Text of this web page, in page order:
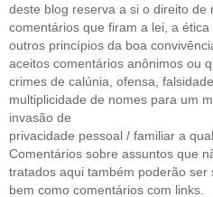
deste blog reserva a si o direito de
comentários que firam a lei, a
outros princípios da boa
aceitos comentários anônimos ou
crimes de calúnia, ofensa,
multiplicidade de nomes para um
invasão de
privacidade pessoal / familiar a
Comentários sobre assuntos que
tratados aqui também poderão ser
bem como comentários com links.